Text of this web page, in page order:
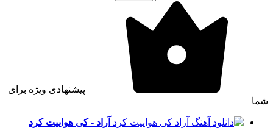
پیشنهادی ویژه برای
شما
آراد - کی هواییت کرد